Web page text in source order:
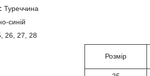
Туреччина
синій
26, 27, 28
Розмір